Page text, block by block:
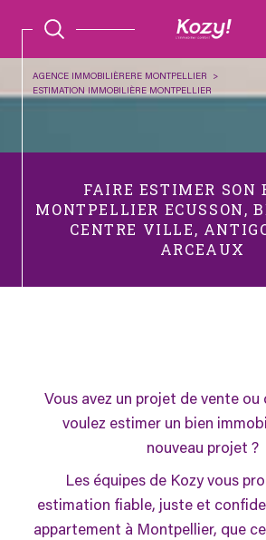
AGENCE IMMOBILIÈRERE MONTPELLIER
ESTIMATION IMMOBILIÈRE MONTPELLIER
FAIRE ESTIMER SON
MONTPELLIER ECUSSON,
CENTRE VILLE,
ARCEAUX
Vous avez un projet de vente ou
voulez estimer un bien
nouveau projet ?
Les équipes de Kozy vous
estimation fiable, juste et
appartement à Montpellier, que